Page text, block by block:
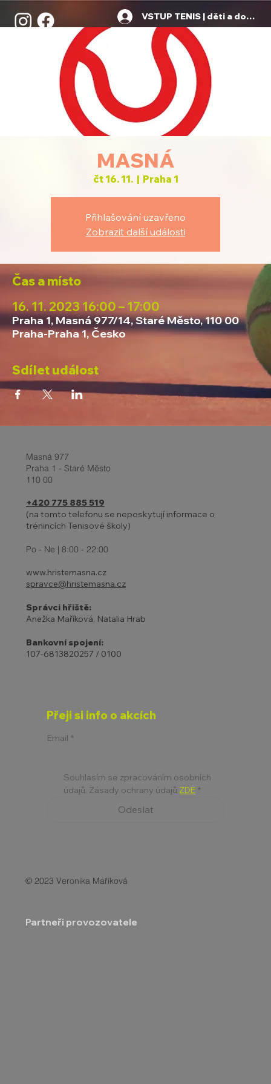
VSTUP TENIS | děti a dospělí
MASNÁ
čt 16. 11.
  |
Praha 1
Přihlašování uzavřeno
Zobrazit další události
Čas a místo
16. 11. 2023 16:00 – 17:00
Praha 1, Masná 977/14, Staré Město, 110 00
Praha-Praha 1, Česko
Sdílet událost
Masná 977
Praha 1 - Staré Město
110 00
+420 775 885 519
(na tomto telefonu se neposkytují informace o
trénincích Tenisové školy)
Po - Ne | 8:00 - 22:00
www.hristemasna.cz
spravce@hristemasna.cz
Správci hřiště:
Anežka Maříková, Natalia Hrab
Bankovní spojení:
107-6813820257 / 0100
Přeji si info o akcích
Email *
Souhlasím se zpracováním osobních
údajů. Zásady ochrany údajů ZDE *
Odeslat
© 2023 Veronika Maříková
Partneři provozovatele